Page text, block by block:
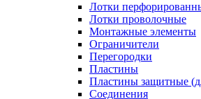
Лотки
Лотки проволочные
Монтажные элементы
Ограничители
Перегородки
Пластины
Пластины защитные
Соединения